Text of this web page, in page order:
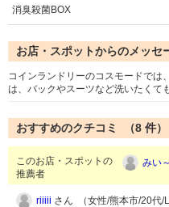
消臭殺菌BOX
お店・スポットからのメッセ
コインランドリーのコスモードでは
は、バックやスーツなど洗いたくて
おすすめのクチコミ （8 件）
このお店・スポットの
推薦者
みい
riiiii さん （女性/熊本市/20代/